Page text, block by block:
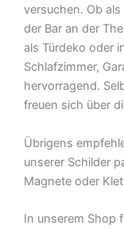
versuchen. Ob
der Bar an der
als Türdeko oder
Schlafzimmer,
hervorragend.
freuen sich über
Übrigens
unserer Schilder
Magnete oder
In unserem Shop